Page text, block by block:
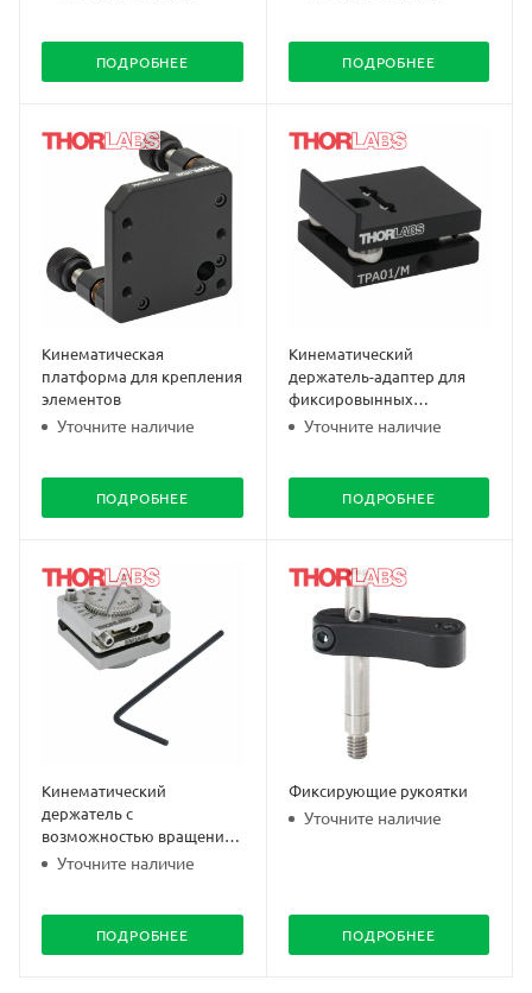
ПОДРОБНЕЕ ПОДРОБНЕЕ
Кинематическая
платформа для крепления
элементов
Уточните наличие
ПОДРОБНЕЕ
Кинематический
держатель-адаптер для
фиксировынных
держателей
Уточните наличие
ПОДРОБНЕЕ
Кинематический
держатель с
возможностью вращения
для мелкой оптики
Уточните наличие
ПОДРОБНЕЕ
Фиксирующие рукоятки
Уточните наличие
ПОДРОБНЕЕ